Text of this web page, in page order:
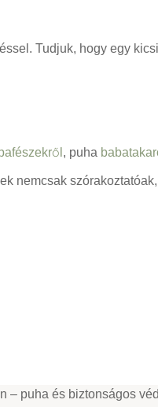
Tudjuk, hogy egy
, puha
nemcsak